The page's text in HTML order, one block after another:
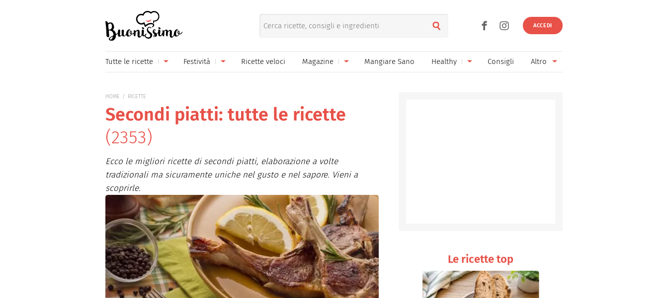
ACCEDI
Tutte le ricette
Pane pizza focacce
Secondi piatti
Piatti unici
Contorni Conserve
Formaggi
Frutta Bevande
Dolci
Festività
Carnevale
Festa del Papà
Natale
Pasqua
San Valentino
Ricette veloci Magazine Mangiare Sano Healthy Consigli Altro
HOME RICETTE
Secondi piatti: tutte le ricette
(2353)
Ecco le migliori ricette di secondi piatti, elaborazione a volte
tradizionali ma sicuramente uniche nel gusto e nel sapore. Vieni a
scoprirle.
Le ricette top